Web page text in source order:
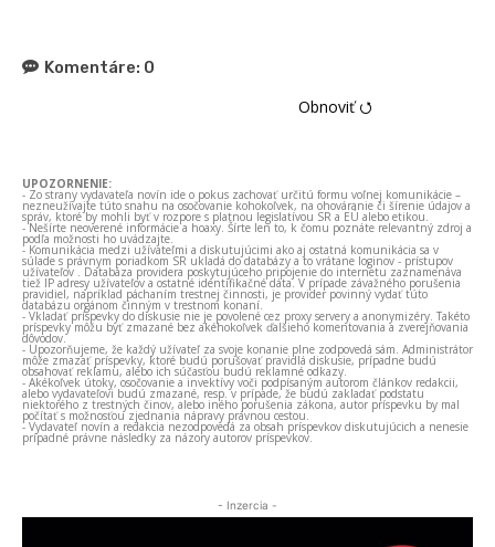
Komentáre: 0
Obnoviť ⭯
UPOZORNENIE:
- Zo strany vydavateľa novín ide o pokus zachovať určitú formu voľnej komunikácie –
nezneužívajte túto snahu na osočovanie kohokoľvek, na ohováranie či šírenie údajov a
správ, ktoré by mohli byť v rozpore s platnou legislatívou SR a EÚ alebo etikou.
- Nešírte neoverené informácie a hoaxy. Šírte len to, k čomu poznáte relevantný zdroj a
podľa možnosti ho uvádzajte.
- Komunikácia medzi užívateľmi a diskutujúcimi ako aj ostatná komunikácia sa v
súlade s právnym poriadkom SR ukladá do databázy a to vrátane loginov - prístupov
užívateľov . Databáza providera poskytujúceho pripojenie do internetu zaznamenáva
tiež IP adresy užívateľov a ostatné identifikačné dáta. V prípade závažného porušenia
pravidiel, napríklad páchaním trestnej činnosti, je provider povinný vydať túto
databázu orgánom činným v trestnom konaní.
- Vkladať príspevky do diskusie nie je povolené cez proxy servery a anonymizéry. Takéto
príspevky môžu byť zmazané bez akéhokoľvek ďalšieho komentovania a zverejňovania
dôvodov.
- Upozorňujeme, že každý užívateľ za svoje konanie plne zodpovedá sám. Administrátor
môže zmazať príspevky, ktoré budú porušovať pravidlá diskusie, prípadne budú
obsahovať reklamu, alebo ich súčasťou budú reklamné odkazy.
- Akékoľvek útoky, osočovanie a invektívy voči podpísaným autorom článkov redakcii,
alebo vydavateľovi budú zmazané, resp. v prípade, že budú zakladať podstatu
niektorého z trestných činov, alebo iného porušenia zákona, autor príspevku by mal
počítať s možnosťou zjednania nápravy právnou cestou.
- Vydavateľ novín a redakcia nezodpovedá za obsah príspevkov diskutujúcich a nenesie
prípadné právne následky za názory autorov príspevkov.
- Inzercia -